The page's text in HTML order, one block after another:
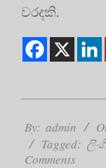
වරදකි.
07-
18
By: admin
Tagged:
Comments